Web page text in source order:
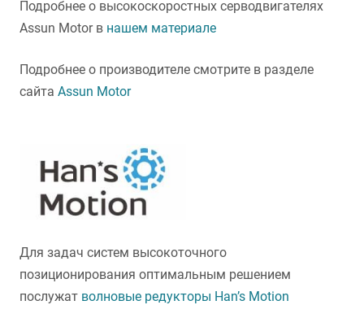
Подробнее о высокоскоростных серводвигателях
Assun Motor в нашем материале
Подробнее о производителе смотрите в разделе
сайта Assun Motor
Для задач систем высокоточного
позиционирования оптимальным решением
послужат волновые редукторы Han’s Motion